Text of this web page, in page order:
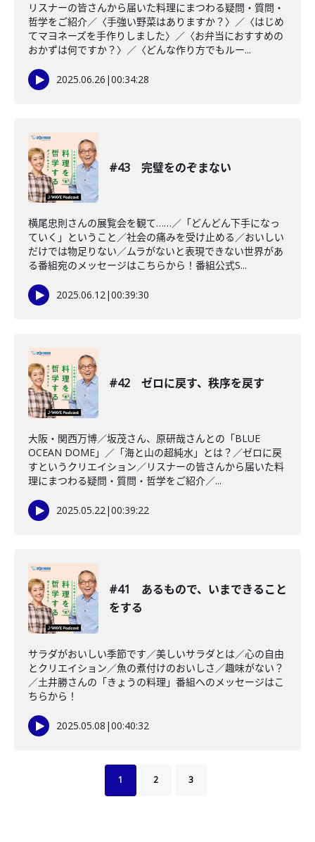
リスナーの皆さんから届いた料理にまつわる疑問・質問・
哲学をご紹介／〈手強い野菜はありますか？〉／〈はじめ
てマヨネーズを手作りしました〉／〈お弁当におすすめの
おかずは何ですか？〉／〈どんな作り方でもルー...
2025.06.26 |00:34:28
#43 完璧をのぞまない
横尾忠則さんの展覧会を観て……／「どんどん下手になっ
ていく」ということ／社会の痛みを受け止める／おいしい
だけでは物足りない／ムラがないと表現できない世界があ
る番組宛のメッセージはこちらから！番組公式S...
2025.06.12|00:39:30
#42 ゼロに戻す、秩序を戻す
大阪・関西万博／坂茂さん、原研哉さんとの「BLUE
OCEAN DOME」／「海と山の超純水」とは？／ゼロに戻
すというクリエイション／リスナーの皆さんから届いた料
理にまつわる疑問・質問・哲学をご紹介／...
2025.05.22|00:39:22
#41 あるもので、いまできること
をする
サラダがおいしい季節です／美しいサラダとは／心の自由
とクリエイション／魚の煮付けのおいしさ／趣味がない？
／土井勝さんの「きょうの料理」番組へのメッセージはこ
ちらから！
2025.05.08 |00:40:32
1 2 3